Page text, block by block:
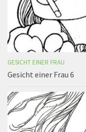
GESICHT EINER FRAU
Gesicht einer Frau 6